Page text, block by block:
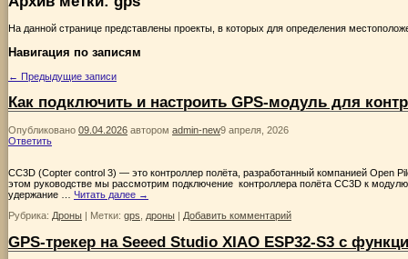
На данной странице представлены проекты, в которых для определения
Навигация по записям
← Предыдущие записи
Как подключить и настроить GPS-модуль для
Опубликовано 09.04.2026 автором admin-new9 апреля, 2026
Ответить
CC3D (Copter control 3) — это контроллер полёта, разработанный компанией
этом руководстве мы рассмотрим подключение контроллера полёта CC3D к
удержание … Читать далее →
Рубрика: Дроны | Метки: gps дроны | Добавить комментарий
GPS-трекер на Seeed Studio XIAO ESP32-S3 с